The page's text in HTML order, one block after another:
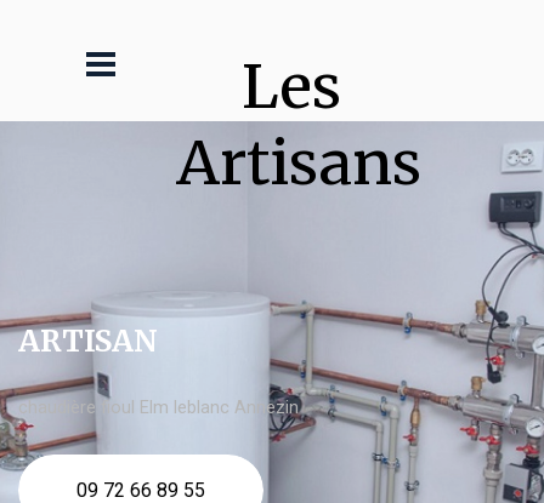
Les
Artisans
ARTISAN
chaudière fioul Elm leblanc Annezin
09 72 66 89 55